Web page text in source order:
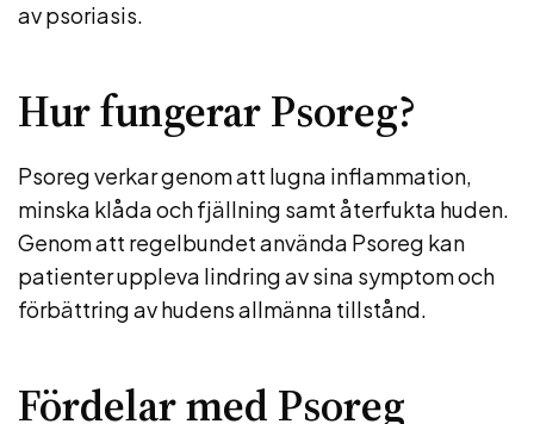
av psoriasis.
Hur fungerar Psoreg?
Psoreg verkar genom att lugna inflammation,
minska klåda och fjällning samt återfukta huden.
Genom att regelbundet använda Psoreg kan
patienter uppleva lindring av sina symptom och
förbättring av hudens allmänna tillstånd.
Fördelar med Psoreg